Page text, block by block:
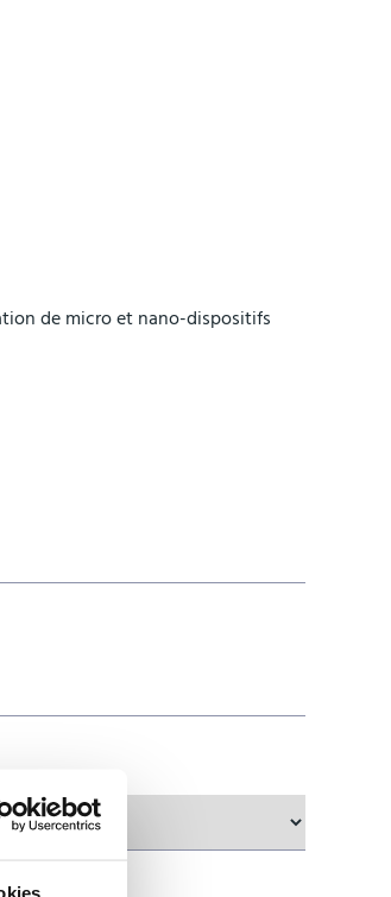
de micro et nano-dispositifs